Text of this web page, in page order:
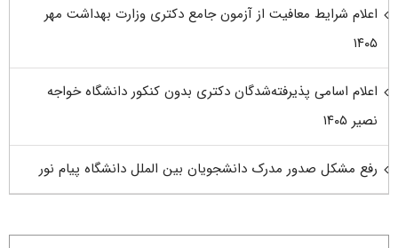
اعلام شرایط معافیت از آزمون جامع دکتری وزارت بهداشت مهر
۱۴۰۵
اعلام اسامی پذیرفته‌شدگان دکتری بدون کنکور دانشگاه خواجه
نصیر ۱۴۰۵
رفع مشکل صدور مدرک دانشجویان بین الملل دانشگاه پیام نور